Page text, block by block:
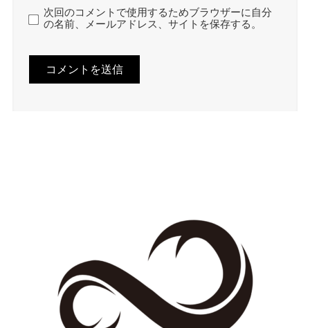
次回のコメントで使用するためブラウザーに自分
の名前、メールアドレス、サイトを保存する。